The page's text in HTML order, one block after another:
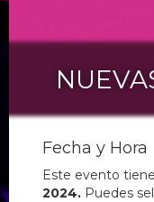
Fecha y Hora
Este evento
2024.Puedes